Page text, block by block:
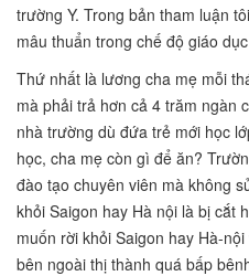
trường Y. Trong bản tham luận
mâu thuẩn trong chế độ giáo
Thứ nhất là lương cha mẹ mỗi
mà phải trả hơn cả 4 trăm ngàn
nhà trường dù đứa trẻ mới học
học, cha mẹ còn gì để ăn?
đào tạo chuyên viên mà không
khỏi Saigon hay Hà nội là bị cắt
muốn rời khỏi Saigon hay Hà-
bên ngoài thị thành quá bấp